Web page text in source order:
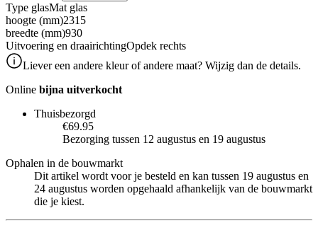
Type glasMat glas
hoogte (mm)2315
breedte (mm)930
Uitvoering en draairichtingOpdek rechts
Liever een andere kleur of andere maat? Wijzig dan de details.
Online bijna uitverkocht
Thuisbezorgd
€69.95
Bezorging tussen 12 augustus en 19 augustus
Ophalen in de bouwmarkt
Dit artikel wordt voor je besteld en kan tussen 19 augustus en
24 augustus worden opgehaald afhankelijk van de bouwmarkt
die je kiest.